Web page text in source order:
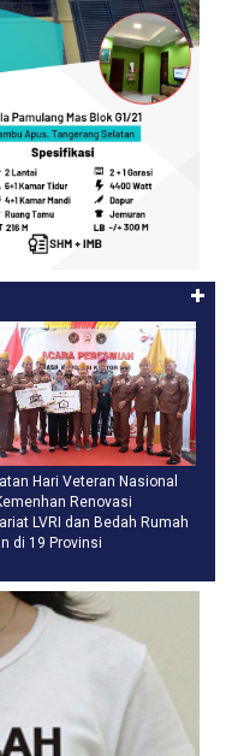
Hari Veteran Nasional
Renovasi
LVRI dan Bedah Rumah
di 19 Provinsi